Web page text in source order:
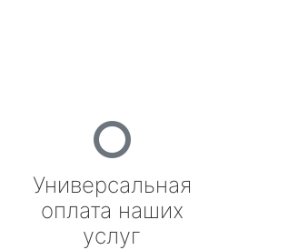
Универсальная
оплата наших
услуг